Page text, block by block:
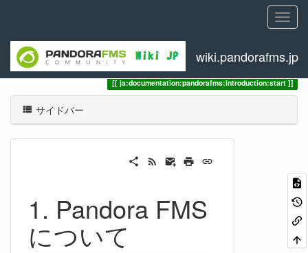
wiki.pandorafms.jp
トレース 1. Pandora FMS について
ja:documentation:pandorafms:introduction:start
サイドバー
1. Pandora FMS
について